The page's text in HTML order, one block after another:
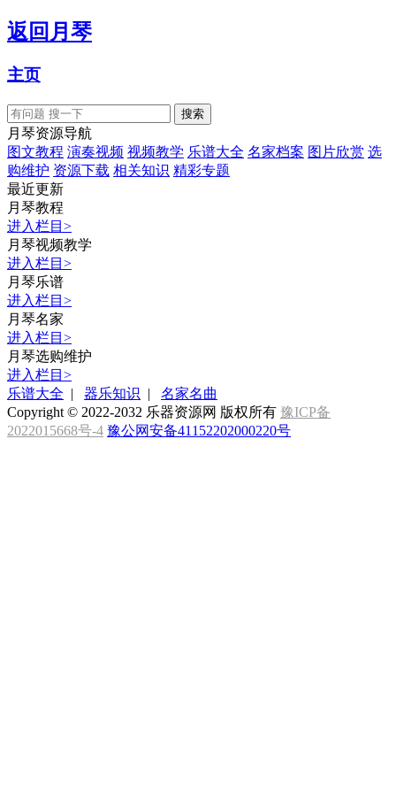
返回 月琴
主页
月琴资源导航
图文教程 演奏视频 视频教学 乐谱大全 名家档案 图片欣赏 选
购维护 资源下载 相关知识 精彩专题
最近更新
月琴教程
进入栏目 >
月琴视频教学
进入栏目 >
月琴乐谱
进入栏目 >
月琴名家
进入栏目 >
月琴选购维护
进入栏目 >
乐谱大全 | 器乐知识 | 名家名曲
Copyright © 2022-2032 乐器资源网 版权所有 豫ICP备
2022015668号-4 豫公网安备41152202000220号